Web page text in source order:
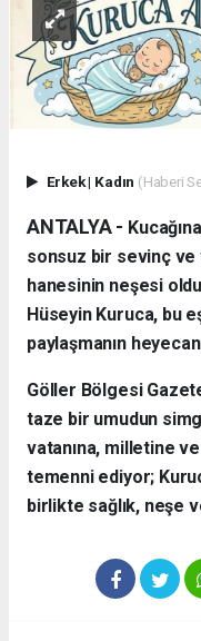
Erkek| Kadın (Haberi
ANTALYA - ​
sonsuz bir sevinç ve
hanesinin neşesi
Hüseyin Kuruca, bu
paylaşmanın
​Göller Bölgesi
taze bir umudun
vatanına, milletine
temenni ediyor;
birlikte sağlık, neşe